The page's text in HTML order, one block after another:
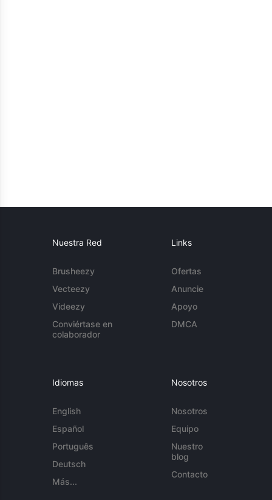
Nuestra Red
Brusheezy
Vecteezy
Videezy
Conviértase en
colaborador
Links
Ofertas
Anuncie
Apoyo
DMCA
Idiomas
English
Español
Português
Deutsch
Más...
Nosotros
Nosotros
Equipo
Nuestro
blog
Contacto